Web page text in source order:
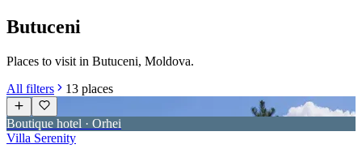
Butuceni
Places to visit in Butuceni, Moldova.
All filters
13 places
Boutique hotel · Orhei
Villa Serenity